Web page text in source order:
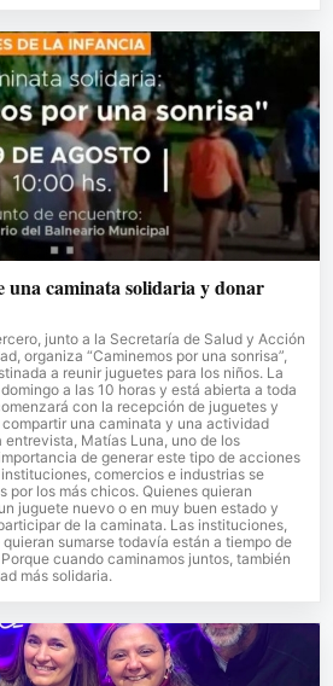
caminata solidaria y donar
junto a la Secretaría de Salud y Acción
organiza “Caminemos por una sonrisa”,
a reunir juguetes para los niños. La
a las 10 horas y está abierta a toda
con la recepción de juguetes y
una caminata y una actividad
Matías Luna, uno de los
de generar este tipo de acciones
comercios e industrias se
por los más chicos. Quienes quieran
juguete nuevo o en muy buen estado y
de la caminata. Las instituciones,
sumarse todavía están a tiempo de
cuando caminamos juntos, también
más solidaria.